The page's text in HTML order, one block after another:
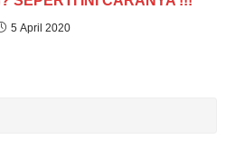
5 April 2020